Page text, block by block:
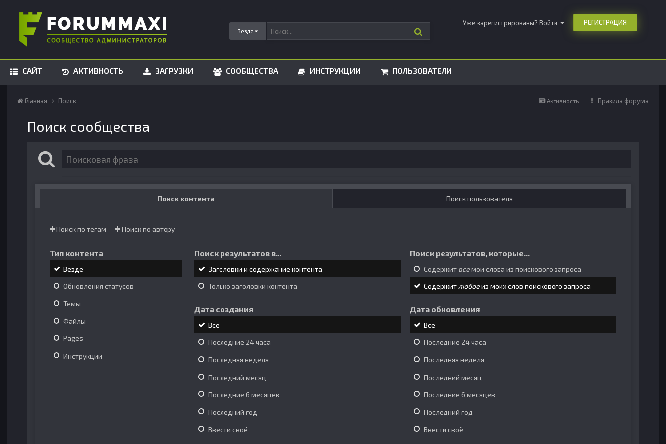
Везде
Уже зарегистрированы? Войти РЕГИСТРАЦИЯ
САЙТ АКТИВНОСТЬ ЗАГРУЗКИ СООБЩЕСТВА ИНСТРУКЦИИ ПОЛЬЗОВАТЕЛИ
Активность Правила форума
Главная Поиск
Поиск сообщества
Поиск контента Поиск пользователя
Поиск по тегам Поиск по автору
Тип контента
Везде
Обновления статусов
Темы
Файлы
Pages
Инструкции
Поиск результатов в...
Заголовки и содержание контента
Только заголовки контента
Поиск результатов, которые...
Содержит всемои слова из поискового запроса
Содержит любоеиз моих слов поискового запроса
Дата создания
Все
Последние 24 часа
Последняя неделя
Последний месяц
Последние 6 месяцев
Последний год
Ввести своё
Дата обновления
Все
Последние 24 часа
Последняя неделя
Последний месяц
Последние 6 месяцев
Последний год
Ввести своё